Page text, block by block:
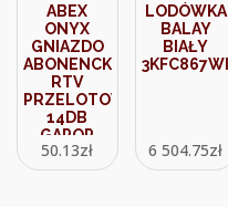
ABEX
ONYX
GNIAZDO
ABONENCKIE
RTV
PRZELOTOWE
14DB
GAPOP
ANTRACYT
(9002316)
50.13zł
LODÓWKA
BALAY
BIAŁY
3KFC867WI
6 504.75zł